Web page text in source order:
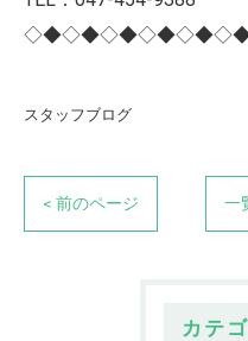
スタッフブログ
< 前のページ 一
カテ